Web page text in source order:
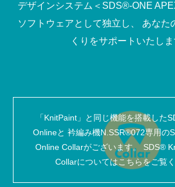
デザインシステム＜SDS®-ONE
ソフトウェアとして独立し、
あなた
くりをサポートいたしま
「KnitPaint」と同じ機能を搭載した
Onlineと 衿編み機N.SSR®072専用の
Online Collarがございます。 SDS®
Collarについてはこちらをご覧く